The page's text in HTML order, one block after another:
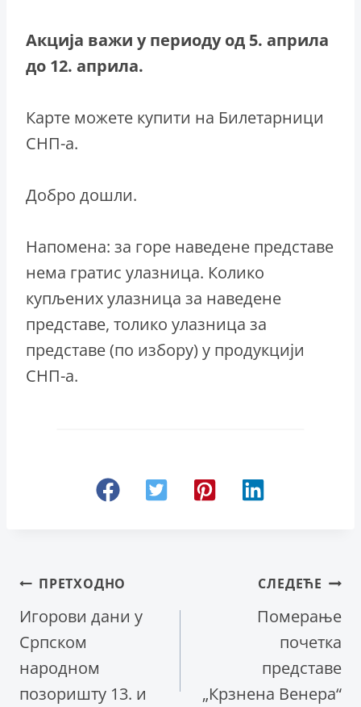
Акција важи у периоду од 5. априла
до 12. априла.
Карте можете купити на Билетарници
СНП-а.
Добро дошли.
Напомена: за горе наведене представе
нема гратис улазница. Колико
купљених улазница за наведене
представе, толико улазница за
представе (по избору) у продукцији
СНП-а.
Кретање
чланка
ПРЕТХОДНО
Игорови дани у
Српском
народном
позоришту 13. и
СЛЕДЕЋЕ
Померање
почетка
представе
„Крзнена Венера“